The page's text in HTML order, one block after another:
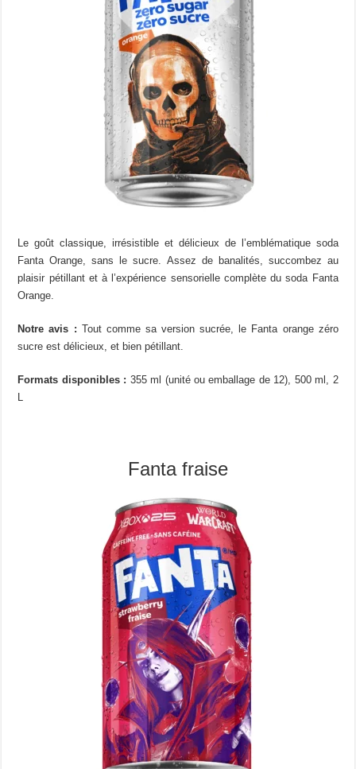
Le goût classique, irrésistible et délicieux de l’emblématique soda
Fanta Orange, sans le sucre. Assez de banalités, succombez au
plaisir pétillant et à l’expérience sensorielle complète du soda Fanta
Orange.
Notre avis : Tout comme sa version sucrée, le Fanta orange zéro
sucre est délicieux, et bien pétillant.
Formats disponibles : 355 ml (unité ou emballage de 12), 500 ml, 2
L
Fanta fraise